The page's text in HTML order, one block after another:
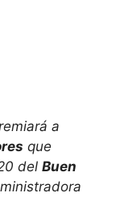
a
que
del Buen